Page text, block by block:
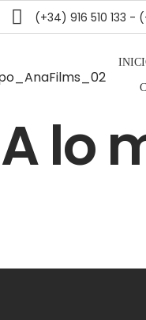
(+34) 916 510 133 -
A lo